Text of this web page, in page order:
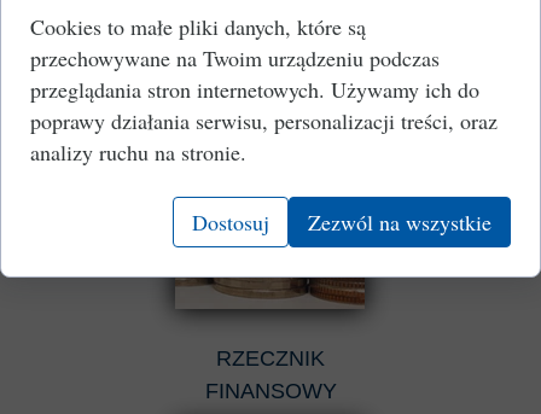
BIURA
RACHUNKOWE
RZECZNIK
FINANSOWY
Cookies to małe pliki danych, które są
przechowywane na Twoim urządzeniu podczas
przeglądania stron internetowych. Używamy ich do
poprawy działania serwisu, personalizacji treści, oraz
analizy ruchu na stronie.
Dostosuj Zezwól na wszystkie